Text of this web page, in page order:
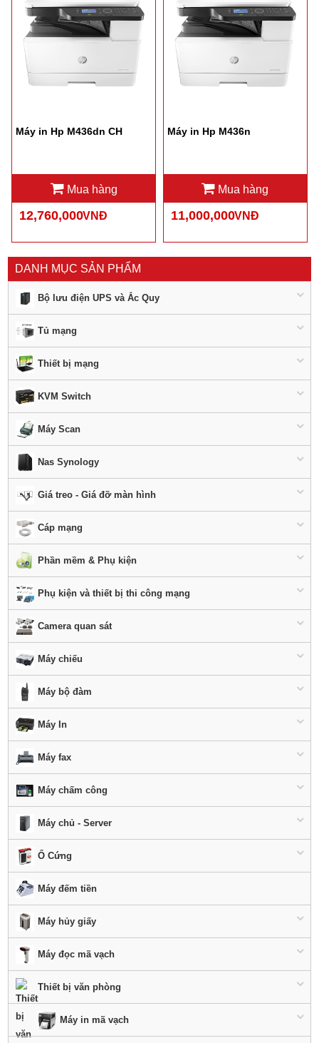
Máy in Hp M436dn CH
Mua hàng
12,760,000VNĐ
Máy in Hp M436n
Mua hàng
11,000,000VNĐ
DANH MỤC SẢN PHẨM
Bộ lưu điện UPS và Ắc Quy
Tủ mạng
Thiết bị mạng
KVM Switch
Máy Scan
Nas Synology
Giá treo - Giá đỡ màn hình
Cáp mạng
Phần mềm & Phụ kiện
Phụ kiện và thiết bị thi công mạng
Camera quan sát
Máy chiếu
Máy bộ đàm
Máy In
Máy fax
Máy chấm công
Máy chủ - Server
Ổ Cứng
Máy đếm tiền
Máy hủy giấy
Máy đọc mã vạch
Thiết bị văn phòng
Máy in mã vạch